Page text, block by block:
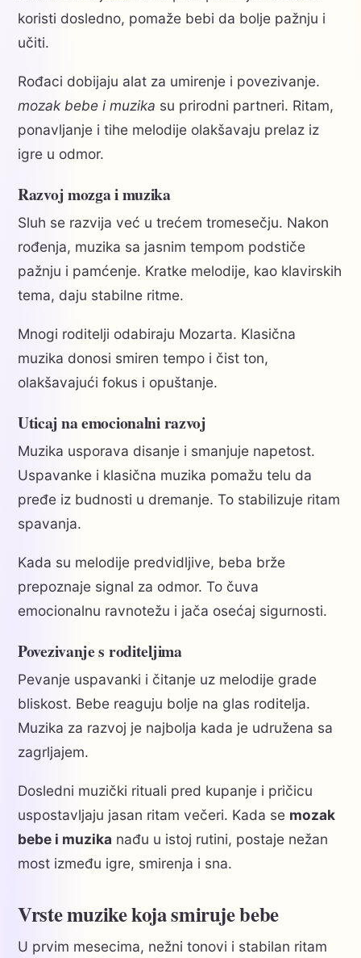
koristi dosledno, pomaže bebi da bolje pažnju i
učiti.
Rođaci dobijaju alat za umirenje i povezivanje.
mozak bebe i muzika su prirodni partneri. Ritam,
ponavljanje i tihe melodije olakšavaju prelaz iz
igre u odmor.
Razvoj mozga i muzika
Sluh se razvija već u trećem tromesečju. Nakon
rođenja, muzika sa jasnim tempom podstiče
pažnju i pamćenje. Kratke melodije, kao klavirskih
tema, daju stabilne ritme.
Mnogi roditelji odabiraju Mozarta. Klasična
muzika donosi smiren tempo i čist ton,
olakšavajući fokus i opuštanje.
Uticaj na emocionalni razvoj
Muzika usporava disanje i smanjuje napetost.
Uspavanke i klasična muzika pomažu telu da
pređe iz budnosti u dremanje. To stabilizuje ritam
spavanja.
Kada su melodije predvidljive, beba brže
prepoznaje signal za odmor. To čuva
emocionalnu ravnotežu i jača osećaj sigurnosti.
Povezivanje s roditeljima
Pevanje uspavanki i čitanje uz melodije grade
bliskost. Bebe reaguju bolje na glas roditelja.
Muzika za razvoj je najbolja kada je udružena sa
zagrljajem.
Dosledni muzički rituali pred kupanje i pričicu
uspostavljaju jasan ritam večeri. Kada se mozak
bebe i muzika nađu u istoj rutini, postaje nežan
most između igre, smirenja i sna.
Vrste muzike koja smiruje bebe
U prvim mesecima, nežni tonovi i stabilan ritam